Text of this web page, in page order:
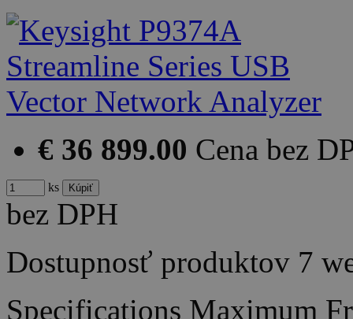
€ 36 899.00 Cena bez
ks
bez DPH
Dostupnosť produktov 7
Specifications Maximum